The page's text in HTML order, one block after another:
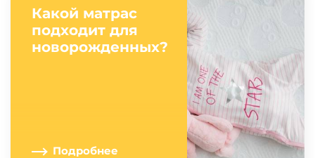
Какой матрас
подходит для
новорожденных?
Подробнее